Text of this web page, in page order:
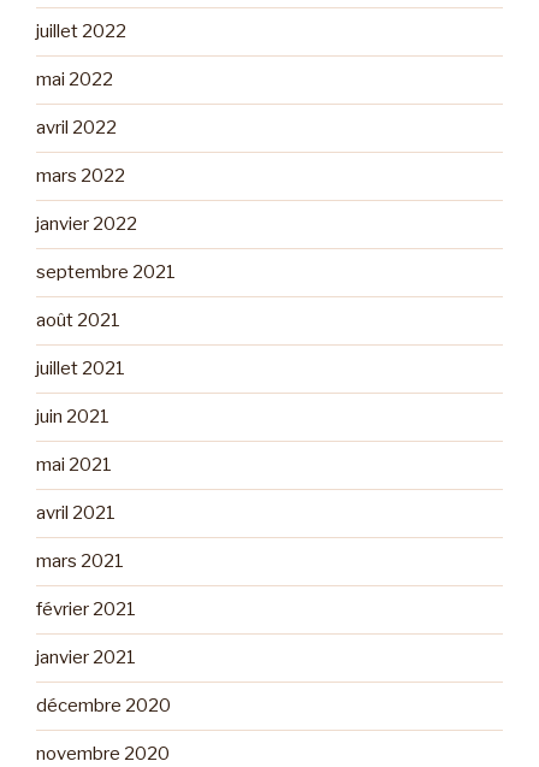
juillet 2022
mai 2022
avril 2022
mars 2022
janvier 2022
septembre 2021
août 2021
juillet 2021
juin 2021
mai 2021
avril 2021
mars 2021
février 2021
janvier 2021
décembre 2020
novembre 2020